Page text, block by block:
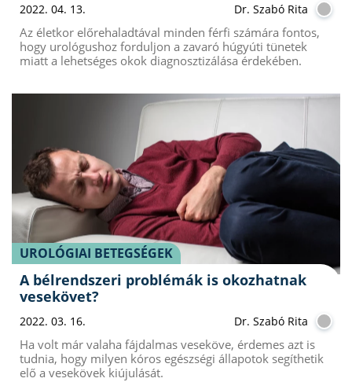
2022. 04. 13. Dr. Szabó Rita
Az életkor előrehaladtával minden férfi számára fontos,
hogy urológushoz forduljon a zavaró húgyúti tünetek
miatt a lehetséges okok diagnosztizálása érdekében.
UROLÓGIAI BETEGSÉGEK
A bélrendszeri problémák is okozhatnak
vesekövet?
2022. 03. 16. Dr. Szabó Rita
Ha volt már valaha fájdalmas veseköve, érdemes azt is
tudnia, hogy milyen kóros egészségi állapotok segíthetik
elő a vesekövek kiújulását.